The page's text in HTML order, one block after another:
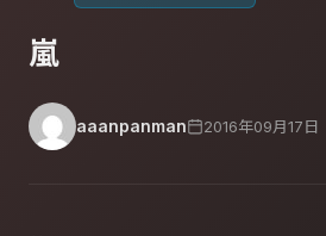
嵐
aaanpanman 2016年09月17日